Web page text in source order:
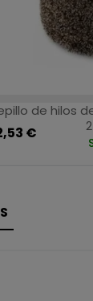
de hilos
€